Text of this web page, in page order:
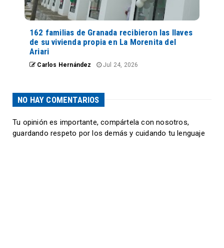
162 familias de Granada recibieron las llaves
de su vivienda propia en La Morenita del
Ariari
Carlos Hernández Jul 24, 2026
NO HAY COMENTARIOS
Tu opinión es importante, compártela con nosotros,
guardando respeto por los demás y cuidando tu lenguaje